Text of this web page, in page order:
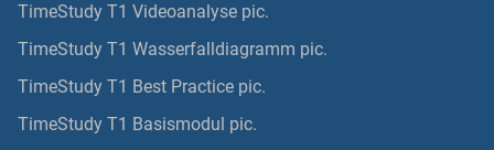
TimeStudy T1 Videoanalyse pic.
TimeStudy T1 Wasserfalldiagramm pic.
TimeStudy T1 Best Practice pic.
TimeStudy T1 Basismodul pic.